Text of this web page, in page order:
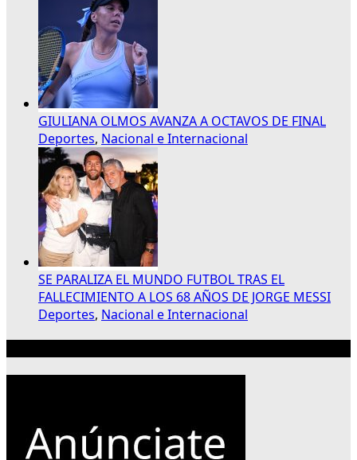
GIULIANA OLMOS AVANZA A OCTAVOS DE FINAL
Deportes, Nacional e Internacional
SE PARALIZA EL MUNDO FUTBOL TRAS EL
FALLECIMIENTO A LOS 68 AÑOS DE JORGE MESSI
Deportes, Nacional e Internacional